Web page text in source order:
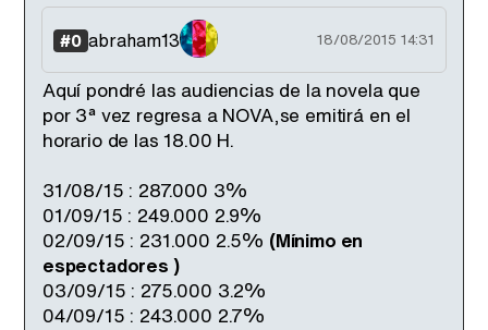
#0 abraham13 18/08/2015 14:31
Aquí pondré las audiencias de la novela que
por 3ª vez regresa a NOVA,se emitirá en el
horario de las 18.00 H.
31/08/15 : 287.000 3%
01/09/15 : 249.000 2.9%
02/09/15 : 231.000 2.5% (Mínimo en
espectadores )
03/09/15 : 275.000 3.2%
04/09/15 : 243.000 2.7%